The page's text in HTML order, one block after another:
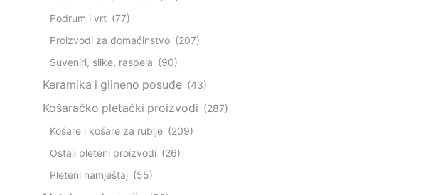
Podrum i vrt (77)
Proizvodi za domaćinstvo (207)
Suveniri, slike, raspela (90)
Keramika i glineno posuđe (43)
Košaračko pletački proizvodi (287)
Košare i košare za rublje (209)
Ostali pleteni proizvodi (26)
Pleteni namještaj (55)